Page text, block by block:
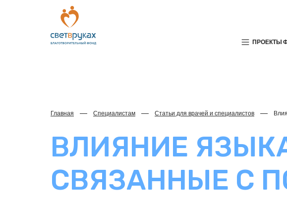
ПРОЕКТЫ
Главная Специалистам Статьи для врачей и специалистов
ВЛИЯНИЕ
СВЯЗАННЫЕ С